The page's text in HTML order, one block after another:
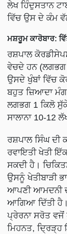
ਲੇਖ ਹਿੰਦੁਸਤਾਨ
ਵਿੱਚ ਉਸ ਦੇ ਕੰਮ
ਮਸ਼ਰੂਮ ਕਾਰੋਬਾਰ:
ਰਸ਼ਪਾਲ
ਵੇਚਦੇ ਹਨ (ਲਗਭਗ
ਉਸਦੇ ਖੁੰਬਾਂ ਵਿੱਚ
ਬਹੁਤ ਜ਼ਿਆਦਾ ਮੰਗ
ਲਗਭਗ 1 ਕਿਲੋ
ਸਾਲਾਨਾ 10-12
ਰਸ਼ਪਾਲ ਸਿੰਘ ਦੀ
ਰਵਾਇਤੀ ਖੇਤੀ
ਸਕਦੀ ਹੈ।
ਉਸਨੂੰ ਖੇਤੀਬਾੜੀ
ਆਪਣੀ ਆਮਦਨੀ
ਆਗਿਆ ਦਿੱਤੀ
ਪ੍ਰੇਰਨਾ ਸਰੋਤ ਵਜੋਂ
ਮਿਹਨਤ,